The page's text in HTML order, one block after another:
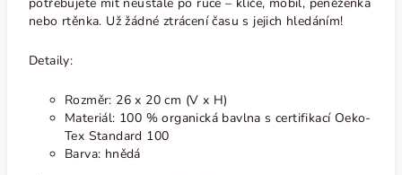
nebo rtěnka. Už žádné ztrácení času s jejich hledáním!
Detaily:
Rozměr: 26 x 20 cm (V x H)
Materiál: 100 % organická bavlna s certifikací Oeko-
Tex Standard 100
Barva: hnědá